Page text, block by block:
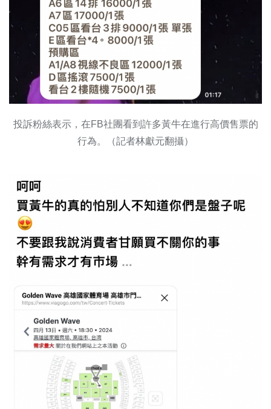
投訴粉絲表示，在FB社團看到許多黃牛在進行高價售票的
行為。（記者林獻元翻攝）